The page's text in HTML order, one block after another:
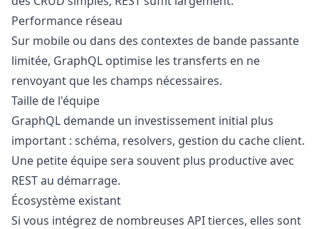
Performance réseau
Sur mobile ou dans des contextes de bande passante
limitée, GraphQL optimise les transferts en ne
renvoyant que les champs nécessaires.
Taille de l'équipe
GraphQL demande un investissement initial plus
important : schéma, resolvers, gestion du cache client.
Une petite équipe sera souvent plus productive avec
REST au démarrage.
Écosystème existant
Si vous intégrez de nombreuses API tierces, elles sont